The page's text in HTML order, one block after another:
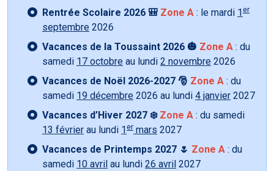
Rentrée Scolaire 2026 🎒 Zone A : le mardi 1 er
septembre 2026
Vacances de la Toussaint 2026 🎃 Zone A : du
samedi 17 octobre au lundi 2 novembre 2026
Vacances de Noël 2026-2027 🎅 Zone A : du
samedi 19 décembre 2026 au lundi 4 janvier 2027
Vacances d’Hiver 2027 ❄️ Zone A : du samedi
13 février au lundi 1 er mars 2027
Vacances de Printemps 2027 🌷 Zone A : du
samedi 10 avril au lundi 26 avril 2027